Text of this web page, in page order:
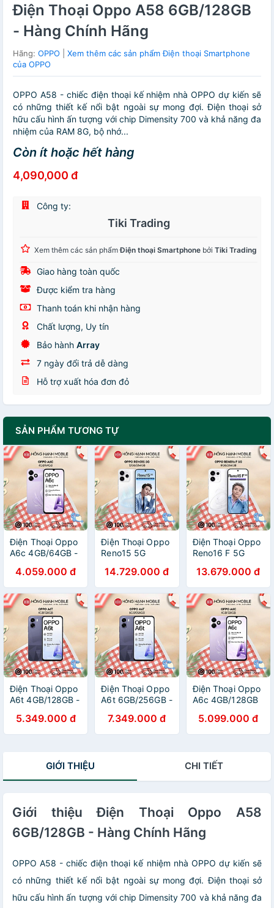
Điện Thoại Oppo A58 6GB/128GB
- Hàng Chính Hãng
Hãng: OPPO
Xem thêm các sản phẩm Điện thoại Smartphone
của OPPO
OPPO A58 - chiếc điện thoại kế nhiệm nhà OPPO dự kiến sẽ
có những thiết kế nổi bật ngoài sự mong đợi. Điện thoại sở
hữu cấu hình ấn tượng với chip Dimensity 700 và khả năng đa
nhiệm của RAM 8G, bộ nhớ...
Còn ít hoặc hết hàng
4,090,000 đ
Công ty:
Tiki Trading
Xem thêm các sản phẩmĐiện thoại Smartphone bởi Tiki Trading
Giao hàng toàn quốc
Được kiểm tra hàng
Thanh toán khi nhận hàng
Chất lượng, Uy tín
Bảo hành Array
7 ngày đổi trả dễ dàng
Hỗ trợ xuất hóa đơn đỏ
SẢN PHẨM TƯƠNG TỰ
Điện Thoại Oppo
A6c 4GB/64GB -
4.059.000 đ
Điện Thoại Oppo
Reno15 5G
Hàng Chính Hãng
14.729.000 đ
Điện Thoại Oppo
Reno16 F 5G
Hàng Chính Hãng
13.679.000 đ
Điện Thoại Oppo
A6t 4GB/128GB -
5.349.000 đ
Điện Thoại Oppo
A6t 6GB/256GB -
7.349.000 đ
Điện Thoại Oppo
A6c 4GB/128GB
Hãng
5.099.000 đ
GIỚI THIỆU CHI TIẾT
Giới thiệu Điện Thoại Oppo A58
6GB/128GB - Hàng Chính Hãng
OPPO A58 - chiếc điện thoại kế nhiệm nhà OPPO dự kiến sẽ
có những thiết kế nổi bật ngoài sự mong đợi. Điện thoại sở
hữu cấu hình ấn tượng với chip Dimensity 700 và khả năng đa